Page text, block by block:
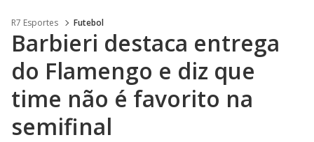
R7 Esportes Futebol
Barbieri destaca entrega
do Flamengo e diz que
time não é favorito na
semifinal